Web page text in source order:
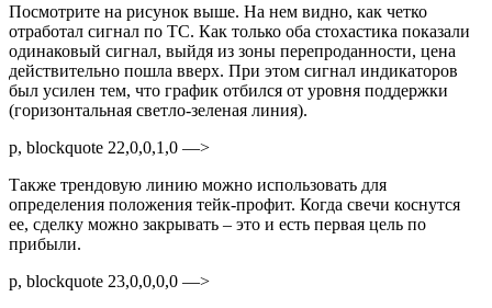
Посмотрите на рисунок выше. На нем видно, как четко
отработал сигнал по ТС. Как только оба стохастика показали
одинаковый сигнал, выйдя из зоны перепроданности, цена
действительно пошла вверх. При этом сигнал индикаторов
был усилен тем, что график отбился от уровня поддержки
(горизонтальная светло-зеленая линия).
p, blockquote 22,0,0,1,0 —>
Также трендовую линию можно использовать для
определения положения тейк-профит. Когда свечи коснутся
ее, сделку можно закрывать – это и есть первая цель по
прибыли.
p, blockquote 23,0,0,0,0 —>